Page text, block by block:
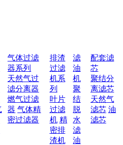
气体过滤
器系列
天然气过
滤分离器
燃气过滤
器 气体精
密过滤器
排渣
过滤
机系
列
叶片
过滤
机 精
密排
渣机
滤
油
机
聚
结
脱
水
滤
油
配套滤
芯
聚结分
离滤芯
天然气
滤芯 油
滤芯